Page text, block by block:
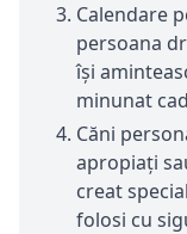
Calendare
persoana
își
minunat
Căni
apropiați
creat
folosi cu